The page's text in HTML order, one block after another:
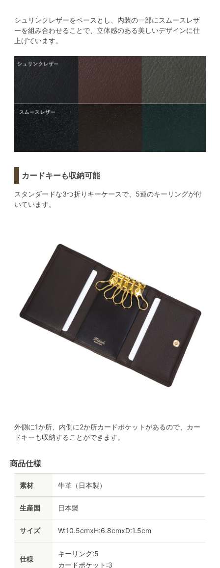
シュリンクレザーをベースとし、内装の一部にスムースレザ
ーを組み合わせることで、立体感のある美しいデザインに仕
上げています。
カードキーも収納可能
スタンダードな3つ折りキーケースで、5連のキーリングが付
いています。
外側に1か所、内側に2か所カードポケットがあるので、カー
ドキーも収納することができます。
商品仕様
素材 牛革（日本製）
生産国 日本製
サイズ W:10.5cmxH:6.8cmxD:1.5cm
仕様
キーリング:5
カードポケット:3